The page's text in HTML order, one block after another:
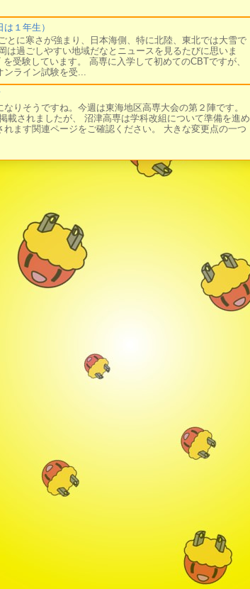
１年生）
とに寒さが強まり、日本海側、特に北陸、東北では大雪で
は過ごしやすい地域だなとニュースを見るたびに思いま
受験しています。 高専に入学して初めてのCBTですが、
ライン試験を受...
りそうですね。今週は東海地区高専大会の第２陣です。
載されましたが、 沼津高専は学科改組について準備を進め
ます関連ページをご確認ください。 大きな変更点の一つ